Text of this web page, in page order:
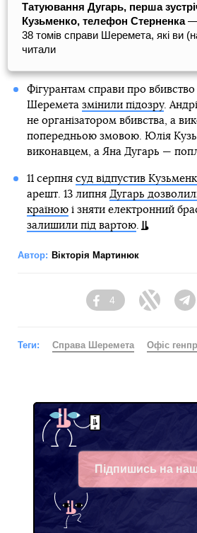
Татуювання Дугарь, перша
Кузьменко, телефон Стерненка—
38 томів справи Шеремета, які ви
читали
Фігурантам справи про
Шеремета змінили підозру.
не організатором вбивства, а
попередньою змовою. Юлія
виконавцем, а Яна Дугарь —
11 серпня суд відпустив
арешт. 13 липня Дугарь
країноюі зняти електронний
залишили під вартою.
Автор: Вікторія Мартинюк
Facebook
4
Twitter
Теги: Справа Шеремета Офіс
Підпишись на наш
Facebook